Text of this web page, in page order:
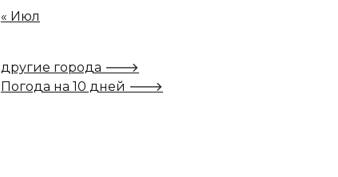
« Июл
другие города 🡒
Погода на 10 дней 🡒